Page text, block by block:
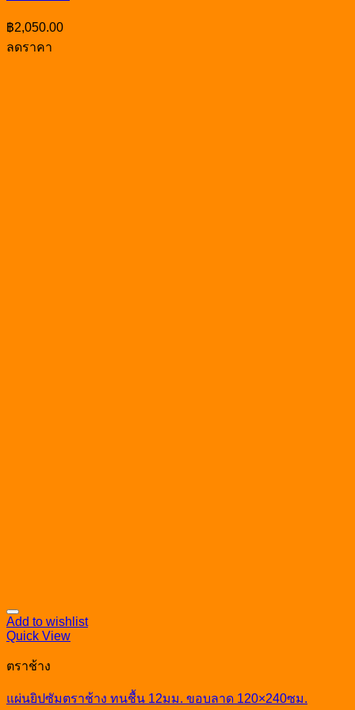
฿2,050.00
ลดราคา
Add to wishlist
Quick View
ตราช้าง
แผ่นยิปซัมตราช้าง ทนชื้น 12มม. ขอบลาด 120×240ซม.